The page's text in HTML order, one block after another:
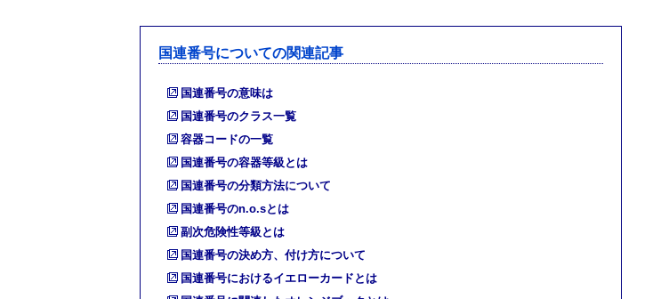
国連番号についての関連記事
国連番号の意味は
国連番号のクラス一覧
容器コードの一覧
国連番号の容器等級とは
国連番号の分類方法について
国連番号のn.o.sとは
副次危険性等級とは
国連番号の決め方、付け方について
国連番号におけるイエローカードとは